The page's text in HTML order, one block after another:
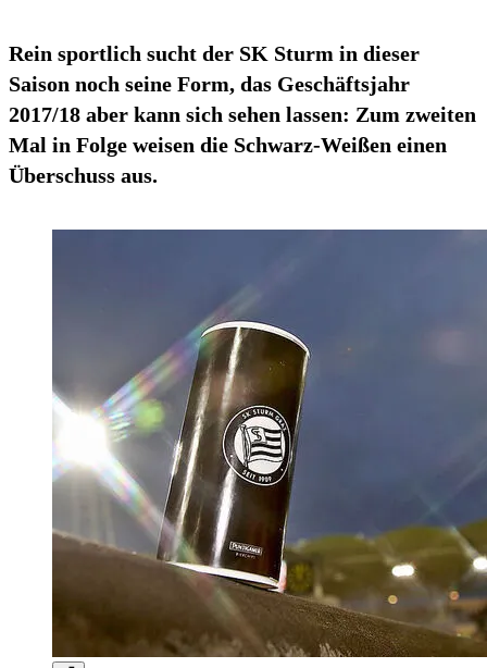
Rein sportlich sucht der SK Sturm in dieser
Saison noch seine Form, das Geschäftsjahr
2017/18 aber kann sich sehen lassen: Zum zweiten
Mal in Folge weisen die Schwarz-Weißen einen
Überschuss aus.